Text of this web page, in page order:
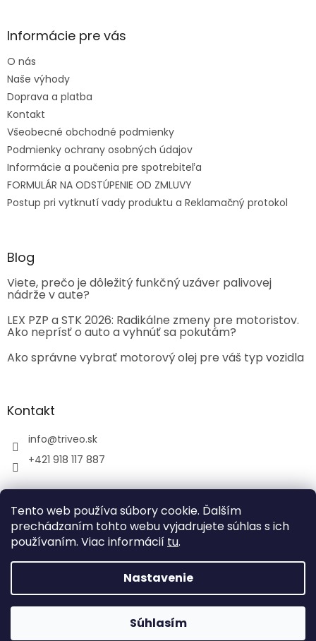
Tento web používa súbory cookie. Ďalším
prechádzaním tohto webu vyjadrujete súhlas s ich
používaním. Viac informácií tu.
Nastavenie
Súhlasím
Informácie pre vás
O nás
Naše výhody
Doprava a platba
Kontakt
Všeobecné obchodné podmienky
Podmienky ochrany osobných údajov
Informácie a poučenia pre spotrebiteľa
FORMULÁR NA ODSTÚPENIE OD ZMLUVY
Postup pri vytknutí vady produktu a Reklamačný protokol
Blog
Viete, prečo je dôležitý funkčný uzáver palivovej
nádrže v aute?
LEX PZP a STK 2026: Radikálne zmeny pre motoristov.
Ako neprísť o auto a vyhnúť sa pokutám?
Ako správne vybrať motorový olej pre váš typ vozidla
Kontakt
info@triveo.sk
+421 918 117 887
Vytvoril Shoptet
TRIVEO spol. s r.o.
vyhradené.
Tvoríme funkčné e-shopy